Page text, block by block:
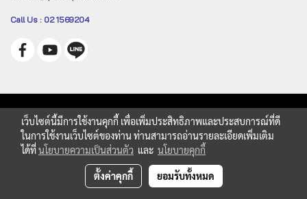
Call Us : 02 1569204
เว็บไซต์นี้มีการใช้งานคุกกี้ เพื่อเพิ่มประสิทธิภาพและประสบการณ์ที่ดี
ในการใช้งานเว็บไซต์ของท่าน ท่านสามารถอ่านรายละเอียดเพิ่มเติม
ได้ที่นโยบายความเป็นส่วนตัว และ นโยบายคุกกี้
ตั้งค่าคุกกี้ ยอมรับทั้งหมด